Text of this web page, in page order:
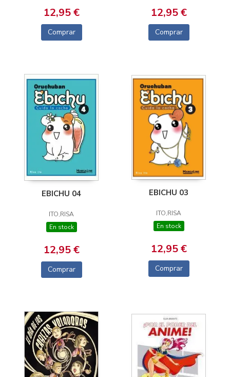
12,95 €
Comprar
12,95 €
Comprar
EBICHU 04
ITO,RISA
En stock
12,95 €
Comprar
EBICHU 03
ITO,RISA
En stock
12,95 €
Comprar